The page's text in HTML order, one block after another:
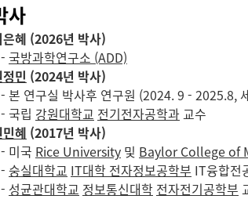
사
혜 (2026년 박사)
- 국방과학연구소 (ADD)
민 (2024년 박사)
- 본 연구실 박사후 연구원 (2024. 9 - 2025.8,
- 국립 강원대학교 전기전자공학과교수
혜 (2017년 박사)
- 미국 Rice University 및 Baylor College of
- 숭실대학교 IT대학 전자정보공학부 IT융합전
- 성균관대학교 정보통신대학 전자전기공학부